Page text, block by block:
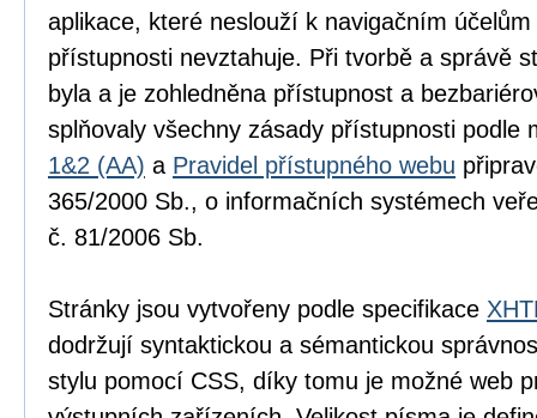
aplikace, které neslouží k navigačním
přístupnosti nevztahuje. Při tvorbě a správě
byla a je zohledněna přístupnost a
splňovaly všechny zásady přístupnosti podle
1&2 (AA) a Pravidel přístupného webu
365/2000 Sb., o informačních systémech
č. 81/2006 Sb.
Stránky jsou vytvořeny podle specifikace
dodržují syntaktickou a sémantickou
stylu pomocí CSS, díky tomu je možné web